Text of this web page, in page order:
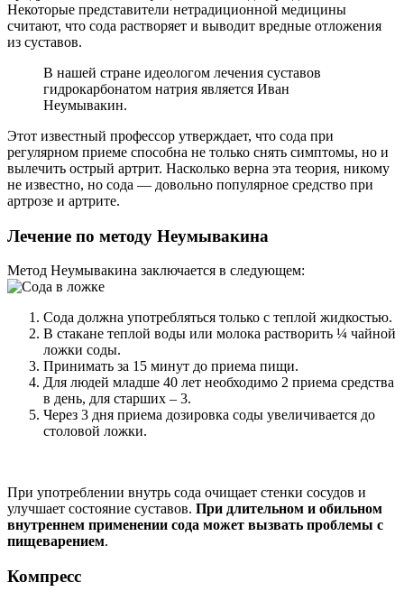
Некоторые представители нетрадиционной медицины
считают, что сода растворяет и выводит вредные отложения
из суставов.
В нашей стране идеологом лечения суставов
гидрокарбонатом натрия является Иван
Неумывакин.
Этот известный профессор утверждает, что сода при
регулярном приеме способна не только снять симптомы, но и
вылечить острый артрит. Насколько верна эта теория, никому
не известно, но сода — довольно популярное средство при
артрозе и артрите.
Лечение по методу Неумывакина
Метод Неумывакина заключается в следующем:
Сода должна употребляться только с теплой жидкостью.
В стакане теплой воды или молока растворить ¼ чайной
ложки соды.
Принимать за 15 минут до приема пищи.
Для людей младше 40 лет необходимо 2 приема средства
в день, для старших – 3.
Через 3 дня приема дозировка соды увеличивается до
столовой ложки.
При употреблении внутрь сода очищает стенки сосудов и
улучшает состояние суставов. При длительном и обильном
внутреннем применении сода может вызвать проблемы с
пищеварением.
Компресс